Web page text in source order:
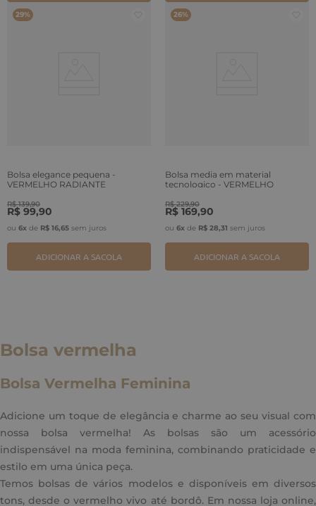
29%
Bolsa elegance pequena -
VERMELHO RADIANTE
R$ 139,90
R$ 99,90
ou 6x de R$ 16,65 sem juros
ADICIONAR A SACOLA
26%
Bolsa media em material
tecnologico - VERMELHO
R$ 229,90
R$ 169,90
ou 6x de R$ 28,31 sem juros
ADICIONAR A SACOLA
Bolsa vermelha
Bolsa Vermelha Feminina
Adicione um toque de elegância e charme ao seu visual com
nossa bolsa vermelha! As bolsas são um acessório
indispensável na moda feminina, combinando praticidade e
estilo em uma única peça.
Temos bolsas de vários modelos e disponíveis em diversos
tons, desde o vermelho vivo até bordô. Em nossa loja online,